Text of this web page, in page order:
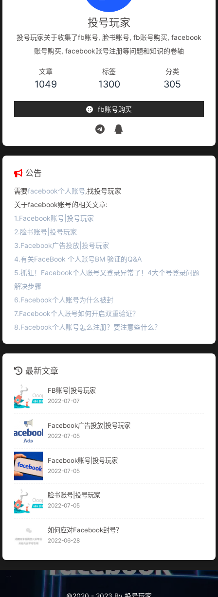
投号玩家
投号玩家关于收集了fb账号, 脸书账号, fb账号购买, facebook
账号购买, facebook账号注册等问题和知识的卷轴
文章
1049
标签
1300
分类
305
fb账号购买
公告
需要facebook个人账号,找投号玩家
关于facebook账号的相关文章:
1.Facebook账号|投号玩家
2.脸书账号|投号玩家
3.Facebook广告投放|投号玩家
4.有关FaceBook 个人账号BM 验证的Q&A
5.抓狂！Facebook个人账号又登录异常了！4大个号登录问题
解决步骤
6.Facebook个人账号为什么被封
7.Facebook个人账号如何开启双重验证？
8.Facebook个人账号怎么注册？要注意些什么？
最新文章
FB账号|投号玩家
2022-07-07
Facebook广告投放|投号玩家
2022-07-05
Facebook账号|投号玩家
2022-07-05
脸书账号|投号玩家
2022-07-05
如何应对Facebook封号？
2022-06-28